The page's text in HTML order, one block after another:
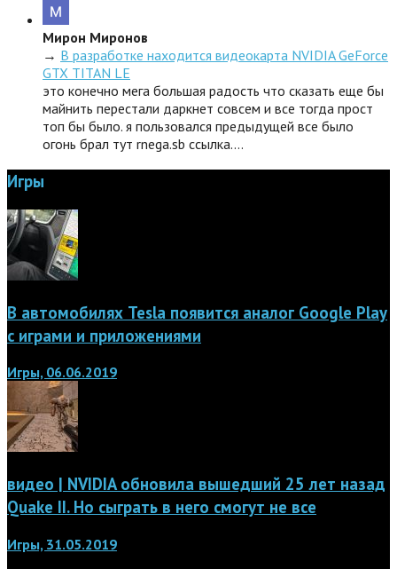
Мирон Миронов
→ В разработке находится видеокарта NVIDIA GeForce
GTX TITAN LE
это конечно мега большая радость что сказать еще бы
майнить перестали даркнет совсем и все тогда прост
топ бы было. я пользовался предыдущей все было
огонь брал тут rnega.sb ссылка.…
Игры
В автомобилях Tesla появится аналог Google Play
с играми и приложениями
Игры, 06.06.2019
видео | NVIDIA обновила вышедший 25 лет назад
Quake II. Но сыграть в него смогут не все
Игры, 31.05.2019